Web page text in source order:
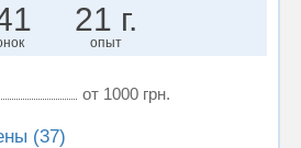
21 г.
опыт
от 1000 грн.
(37)